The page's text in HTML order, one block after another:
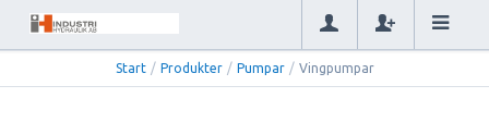
Start / Produkter / Pumpar / Vingpumpar